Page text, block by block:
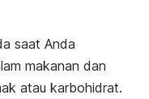
saat Anda
makanan dan
atau karbohidrat.